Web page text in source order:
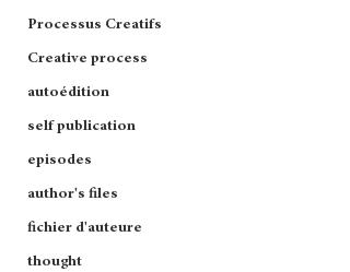
Processus Creatifs
Creative process
autoédition
self publication
episodes
author's files
fichier d'auteure
thought